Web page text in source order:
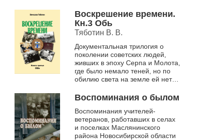
Книга вторая – «НЕВА» (изд-во
«Манускрипт»,...
Воскрешение времени.
Кн.3 Обь
Тяботин В. В.
Документальная трилогия о
поколении советских людей,
живших в эпоху Серпа и Молота,
где было немало теней, но по
обилию света на земле ей нет и
Книга третья – «ОБЬ» (изд-во
Воспоминания о былом
Воспоминания учителей-
ветеранов, работавших в селах
и поселках Маслянинского
района Новосибирской области